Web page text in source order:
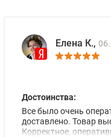
Елена К.,
Достоинства:
Все было очень
доставлено. Товар
Корректное,